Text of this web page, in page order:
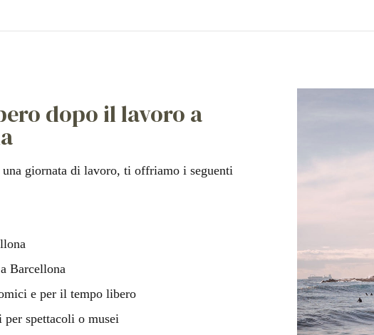
dopo il lavoro a
giornata di lavoro, ti offriamo i seguenti
Barcellona
e per il tempo libero
per spettacoli o musei